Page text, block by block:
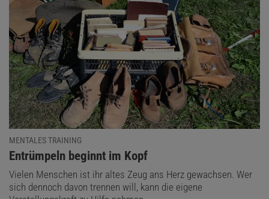
MENTALES TRAINING
:
Entrümpeln beginnt im Kopf
Vielen Menschen ist ihr altes Zeug ans Herz gewachsen. Wer
sich dennoch davon trennen will, kann die eigene